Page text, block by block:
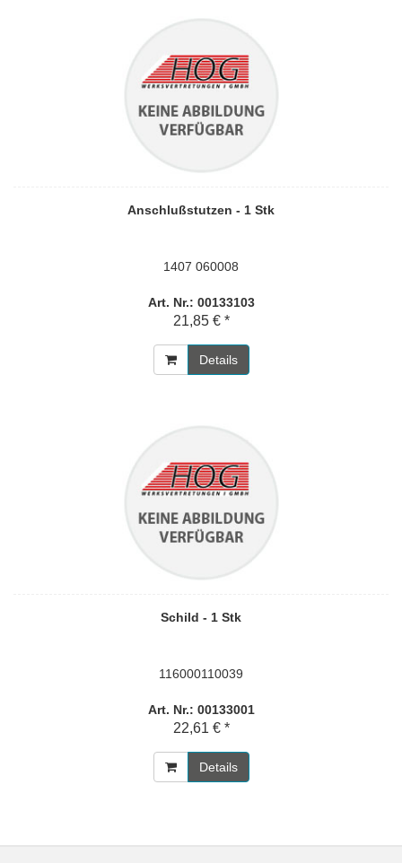
Anschlußstutzen - 1 Stk
1407 060008
Art. Nr.: 00133103
21,85 € *
Details
Schild - 1 Stk
116000110039
Art. Nr.: 00133001
22,61 € *
Details